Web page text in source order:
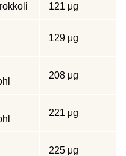
121 μg
129 μg
208 μg
221 μg
225 μg